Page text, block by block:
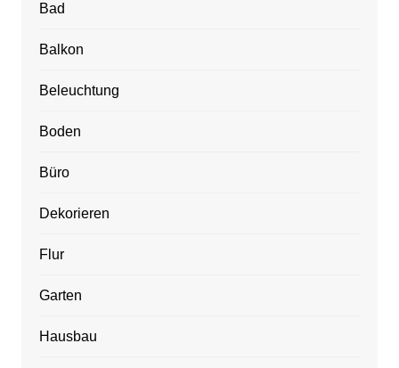
Bad
Balkon
Beleuchtung
Boden
Büro
Dekorieren
Flur
Garten
Hausbau